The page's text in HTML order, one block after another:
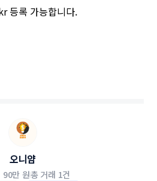
등록 가능합니다.
오니얌
90만 원총 거래 1건